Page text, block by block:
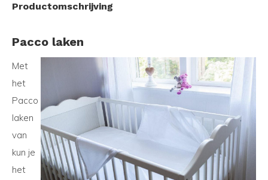
Productomschrijving
Pacco laken
Met
het
Pacco
laken
van
kun je
het